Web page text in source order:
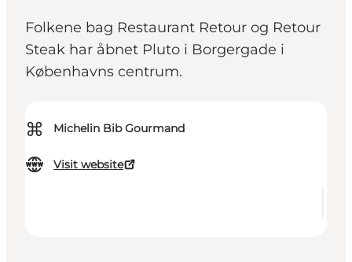
Folkene bag Restaurant Retour og Retour
Steak har åbnet Pluto i Borgergade i
Københavns centrum.
⌘ Michelin Bib Gourmand
Visit website